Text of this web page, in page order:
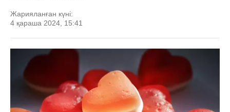
Жарияланған күні:
4 қараша 2024, 15:41